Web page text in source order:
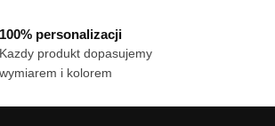
wariantów.
Opcje
wybrać
100% personalizacji
Kazdy produkt dopasujemy
wymiarem i kolorem